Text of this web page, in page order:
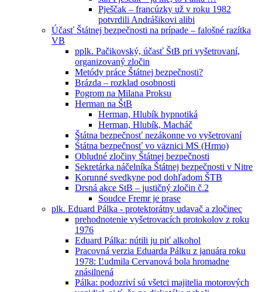
Pješčak – francúzky už v roku 1982
potvrdili Andrášikovi alibi
Účasť Štátnej bezpečnosti na prípade – falošné razítka
VB
pplk. Pačikovský, účasť ŠtB pri vyšetrovaní,
organizovaný zločin
Metódy práce Štátnej bezpečnosti?
Brázda – rozklad osobnosti
Pogrom na Milana Proksu
Herman na ŠtB
Herman, Hlubík hypnotiká
Herman, Hlubík, Macháč
Štátna bezpečnosť nezákonne vo vyšetrovaní
Śtátna bezpečnosť vo väznici MS (Hrmo)
Obludné zločiny Štátnej bezpečnosti
Sekretárka náčelníka Štátnej bezpečnosti v Nitre
Korunné svedkyne pod dohľadom ŠTB
Drsná akce StB – justičný zločin č.2
Soudce Fremr je prase
plk. Eduard Pálka - protektorátny udavač a zločinec
prehodnotenie vyšetrovacích protokolov z roku
1976
Eduard Pálka: nútili ju piť alkohol
Pracovná verzia Eduarda Pálku z januára roku
1978: Ľudmila Cervanová bola hromadne
znásilnená
Pálka: podozriví sú všetci majitelia motorových